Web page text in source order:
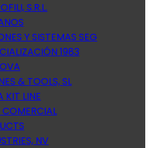
S.R.L.
Y SISTEMAS SEG
1983
& TOOLS, SL
KIT LINE
NV